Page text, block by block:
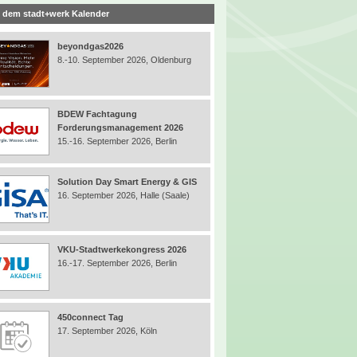
dem stadt+werk Kalender
beyondgas2026
8.-10. September 2026, Oldenburg
BDEW Fachtagung
Forderungsmanagement 2026
15.-16. September 2026, Berlin
Solution Day Smart Energy & GIS
16. September 2026, Halle (Saale)
VKU-Stadtwerkekongress 2026
16.-17. September 2026, Berlin
450connect Tag
17. September 2026, Köln